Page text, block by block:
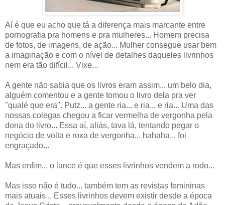
Aí é que eu acho que tá a diferença mais marcante entre
pornografia pra homens e pra mulheres... Homem precisa
de fotos, de imagens, de ação... Mulher consegue usar bem
a imaginação e com o nível de detalhes daqueles livrinhos
nem era tão difícil... Vixe...
A gente não sabia que os livros eram assim... um belo dia,
alguém comentou e a gente tomou o livro dela pra ver
"qualé que era". Putz... a gente ria... e ria... e ria... Uma das
nossas colegas chegou a ficar vermelha de vergonha pela
dona do livro... Essa aí, aliás, tava lá, tentando pegar o
negócio de volta e roxa de vergonha... hahaha... foi
engraçado...
Mas enfim... o lance é que esses livrinhos vendem a rodo...
Mas isso não é tudo... também tem as revistas femininas
mais atuais... Esses livrinhos devem existir desde a época